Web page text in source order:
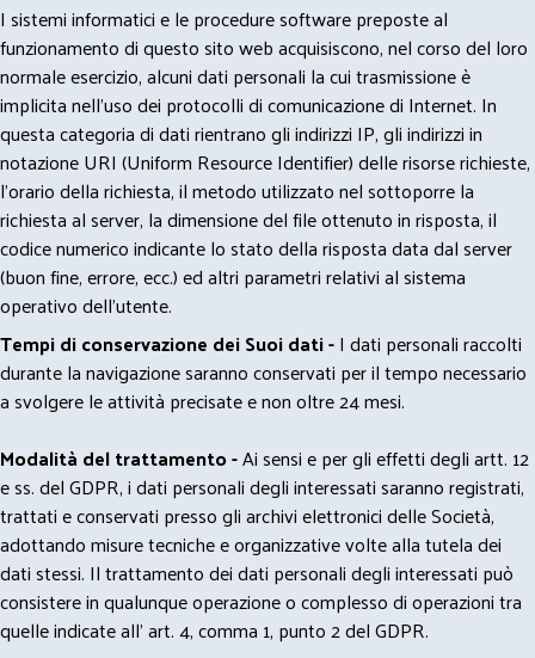
I sistemi informatici e le procedure software preposte al
funzionamento di questo sito web acquisiscono, nel corso del loro
normale esercizio, alcuni dati personali la cui trasmissione è
implicita nell'uso dei protocolli di comunicazione di Internet. In
questa categoria di dati rientrano gli indirizzi IP, gli indirizzi in
notazione URI (Uniform Resource Identifier) delle risorse richieste,
l'orario della richiesta, il metodo utilizzato nel sottoporre la
richiesta al server, la dimensione del file ottenuto in risposta, il
codice numerico indicante lo stato della risposta data dal server
(buon fine, errore, ecc.) ed altri parametri relativi al sistema
operativo dell'utente.
Tempi di conservazione dei Suoi dati -I dati personali raccolti
durante la navigazione saranno conservati per il tempo necessario
a svolgere le attività precisate e non oltre 24 mesi.
Modalità del trattamento -Ai sensi e per gli effetti degli artt. 12
e ss. del GDPR, i dati personali degli interessati saranno registrati,
trattati e conservati presso gli archivi elettronici delle Società,
adottando misure tecniche e organizzative volte alla tutela dei
dati stessi. Il trattamento dei dati personali degli interessati può
consistere in qualunque operazione o complesso di operazioni tra
quelle indicate all' art. 4, comma 1, punto 2 del GDPR.